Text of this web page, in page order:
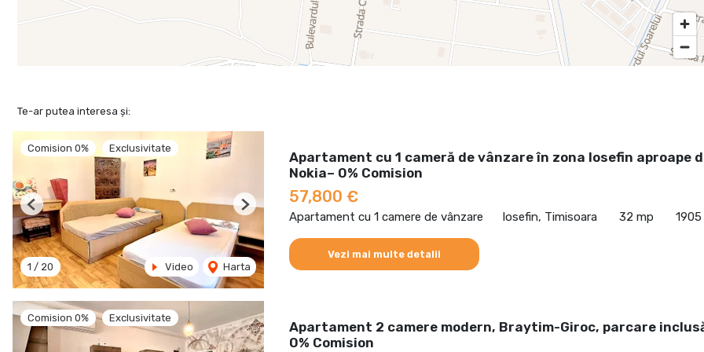
Te-ar putea interesa și:
Comision 0% Exclusivitate
1 / 20 Video Harta
Previous Next
Apartament cu 1 cameră de vânzare în zona Iosefin aproape
Nokia– 0% Comision
57,800 €
Apartament cu 1 camere de vânzare Iosefin, Timisoara 32 mp 1905
Vezi mai multe detalii
Comision 0% Exclusivitate
Apartament 2 camere modern, Braytim-Giroc, parcare
0% Comision